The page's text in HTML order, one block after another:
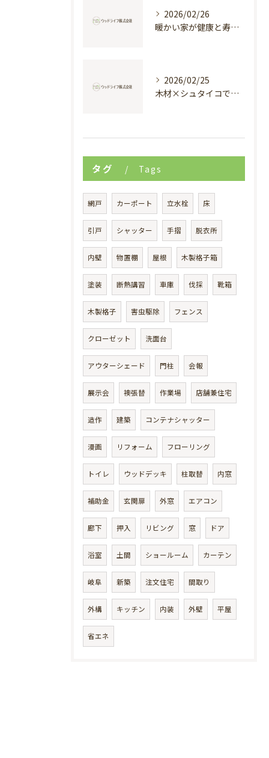
2026/02/26
暖かい家が健康と寿命を支える理由
2026/02/25
木材×シュタイコで創る高断熱健康住宅
タグ Tags
網戸 カーポート 立水栓 床
引戸 シャッター 手摺 脱衣所
内壁 物置棚 屋根 木製格子箱
塗装 断熱講習 車庫 伐採 靴箱
木製格子 害虫駆除 フェンス
クローゼット 洗面台
アウターシェード 門柱 会報
展示会 襖張替 作業場 店舗兼住宅
造作 建築 コンテナシャッター
漫画 リフォーム フローリング
トイレ ウッドデッキ 柱取替 内窓
補助金 玄関扉 外窓 エアコン
廊下 押入 リビング 窓 ドア
浴室 土間 ショールーム カーテン
岐阜 新築 注文住宅 間取り
外構 キッチン 内装 外壁 平屋
省エネ